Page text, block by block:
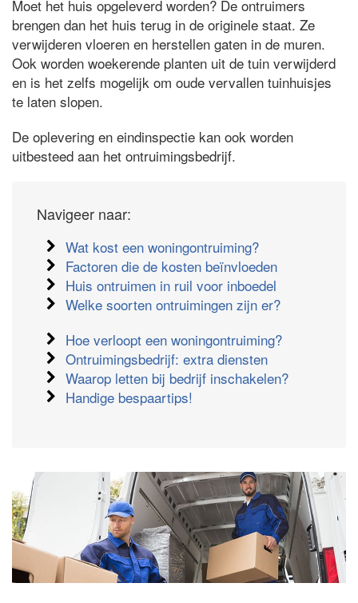
Moet het huis opgeleverd worden? De ontruimers
brengen dan het huis terug in de originele staat. Ze
verwijderen vloeren en herstellen gaten in de muren.
Ook worden woekerende planten uit de tuin verwijderd
en is het zelfs mogelijk om oude vervallen tuinhuisjes
te laten slopen.
De oplevering en eindinspectie kan ook worden
uitbesteed aan het ontruimingsbedrijf.
Navigeer naar:
Wat kost een woningontruiming?
Factoren die de kosten beïnvloeden
Huis ontruimen in ruil voor inboedel
Welke soorten ontruimingen zijn er?
Hoe verloopt een woningontruiming?
Ontruimingsbedrijf: extra diensten
Waarop letten bij bedrijf inschakelen?
Handige bespaartips!